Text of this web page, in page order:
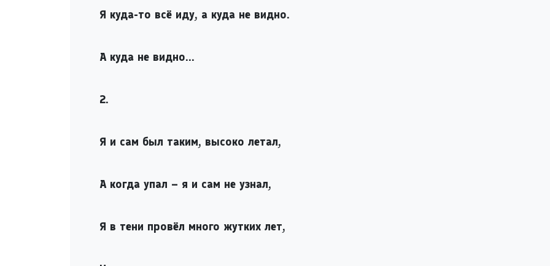
Я куда-то всё иду, а куда не видно.
А куда не видно…
2.
Я и сам был таким, высоко летал,
А когда упал – я и сам не узнал,
Я в тени провёл много жутких лет,